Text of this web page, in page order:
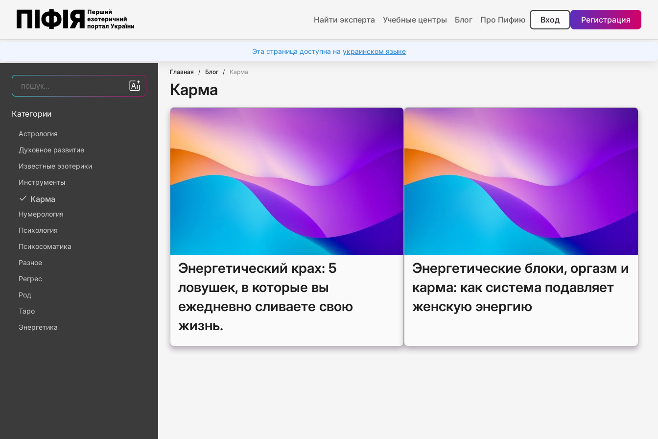
Найти эксперта Учебные центры Блог Про Пифию Вход Регистрация
Эта страница доступна на украинском языке
Главная Блог Карма
Карма
Энергетический крах: 5
ловушек, в которые вы
ежедневно сливаете свою
жизнь.
Энергетические блоки, оргазм и
карма: как система подавляет
женскую энергию
Категории
Астрология
Духовное развитие
Известные эзотерики
Инструменты
Карма
Нумерология
Психология
Психосоматика
Разное
Регрес
Род
Таро
Энергетика